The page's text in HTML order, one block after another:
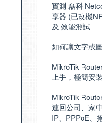
實測 磊科
享器 (已改機
及 效能測試
如何讓文字或
MikroTik
上手，極簡安
MikroTik
連回公司、家
IP、PPPoE、